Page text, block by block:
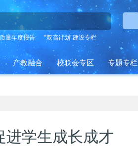
量年度报告 "双高计划"建设专栏
产教融合 校联会专区 专题专栏
进学生成长成才